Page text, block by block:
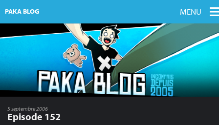
PAKA BLOG MENU
5 septembre 2006
Episode 152